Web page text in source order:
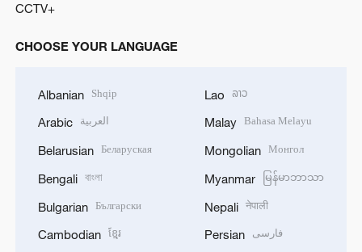
CCTV+
CHOOSE YOUR LANGUAGE
Albanian Shqip
Arabic العربية
Belarusian Беларуская
Bengali বাংলা
Bulgarian Български
Cambodian ខ្មែរ
Lao ລາວ
Malay Bahasa Melayu
Mongolian Монгол
Myanmar မြန်မာဘာသာ
Nepali नेपाली
Persian فارسی